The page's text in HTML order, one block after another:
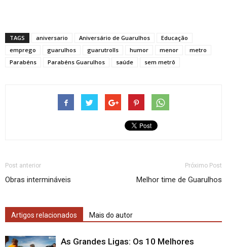
TAGS aniversario Aniversário de Guarulhos
Educação
emprego
guarulhos guarutrolls humor menor
metro
Parabéns
Parabéns Guarulhos saúde sem metrô
Post anterior
Obras intermináveis
Próximo Post
Melhor time de Guarulhos
Artigos relacionados Mais do autor
As Grandes Ligas: Os 10 Melhores